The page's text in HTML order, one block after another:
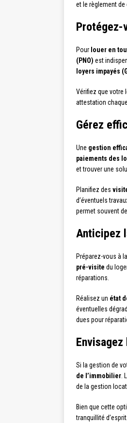
et le règlement
Protégez-
Pour louer en
(PNO) est
loyers impayés
Vérifiez que votre
attestation
Gérez
Une gestion
paiements des
et trouver une
Planifiez des
d’éventuels
permet souvent
Anticipez
Préparez-vous à la
pré-visite du
réparations.
Réalisez un état
éventuelles
dues pour
Si la gestion de
de l’immobilier .
de la gestion
Bien que cette
tranquillité